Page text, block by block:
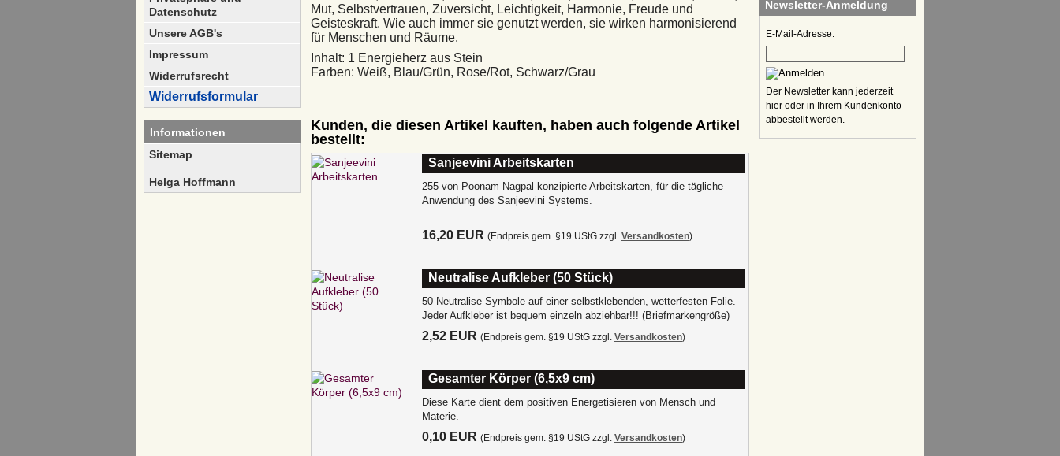
Datenschutz
Unsere AGB's
Impressum
Widerrufsrecht
Widerrufsformular
Informationen
Sitemap
Helga Hoffmann
Mut, Selbstvertrauen, Zuversicht, Leichtigkeit, Harmonie, Freude und
Geisteskraft. Wie auch immer sie genutzt werden, sie wirken harmonisierend
für Menschen und Räume.
Inhalt: 1 Energieherz aus Stein
Farben: Weiß, Blau/Grün, Rose/Rot, Schwarz/Grau
Kunden, die diesen Artikel kauften, haben auch folgende Artikel
bestellt:
Sanjeevini Arbeitskarten
255 von Poonam Nagpal konzipierte Arbeitskarten, für die tägliche
Anwendung des Sanjeevini Systems.
16,20 EUR (Endpreis gem. §19 UStG zzgl. Versandkosten)
Neutralise Aufkleber (50 Stück)
50 Neutralise Symbole auf einer selbstklebenden, wetterfesten Folie.
Jeder Aufkleber ist bequem einzeln abziehbar!!! (Briefmarkengröße)
2,52 EUR (Endpreis gem. §19 UStG zzgl. Versandkosten)
Gesamter Körper (6,5x9 cm)
Diese Karte dient dem positiven Energetisieren von Mensch und
Materie.
0,10 EUR (Endpreis gem. §19 UStG zzgl. Versandkosten)
Newsletter-Anmeldung
E-Mail-Adresse:
Der Newsletter kann jederzeit
hier oder in Ihrem Kundenkonto
abbestellt werden.